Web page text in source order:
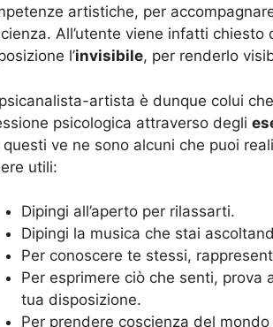
artistiche, per
All’utente viene infatti
l’invisibile, per renderlo
artista è dunque colui
psicologica attraverso degli
questi ve ne sono alcuni che puoi
utili:
Dipingi all’aperto per rilassarti.
Dipingi la musica che stai
Per conoscere te stessi,
Per esprimere ciò che senti,
tua disposizione.
Per prendere coscienza del